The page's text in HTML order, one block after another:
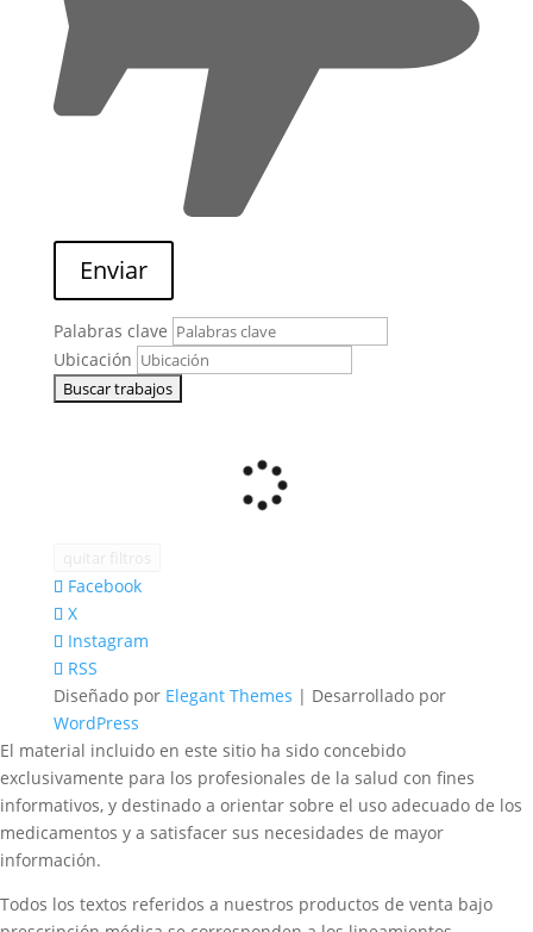
Enviar
Palabras clave
Ubicación
Facebook
X
Instagram
RSS
Diseñado por Elegant Themes | Desarrollado por
WordPress
El material incluido en este sitio ha sido concebido
exclusivamente para los profesionales de la salud con fines
informativos, y destinado a orientar sobre el uso adecuado de los
medicamentos y a satisfacer sus necesidades de mayor
información.
Todos los textos referidos a nuestros productos de venta bajo